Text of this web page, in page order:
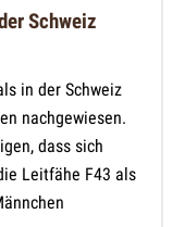
Schweiz
in der Schweiz
nachgewiesen.
dass sich
Leitfähe F43 als